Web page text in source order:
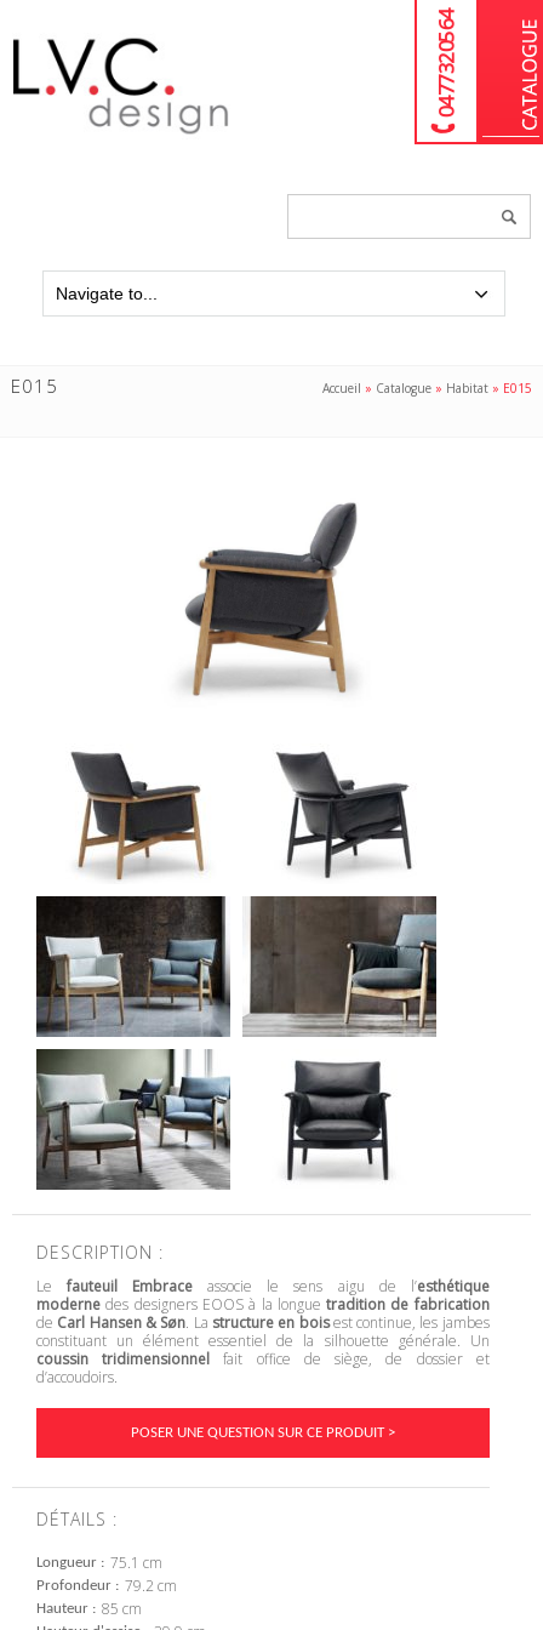
04 77 32 05 64
E015 Accueil » Catalogue » Habitat » E015
DESCRIPTION :
Lefauteuil Embrace associe le sens aigu de l’esthétique
moderne des designers EOOS à la longuetradition de fabrication
de Carl Hansen & Søn. La structure en boisest continue, les jambes
constituant un élément essentiel de la silhouette générale. Un
coussin tridimensionnel fait office de siège, de dossier et
d’accoudoirs.
POSER UNE QUESTION SUR CE PRODUIT >
DÉTAILS :
Longueur 75.1 cm
Profondeur 79.2 cm
Hauteur 85 cm